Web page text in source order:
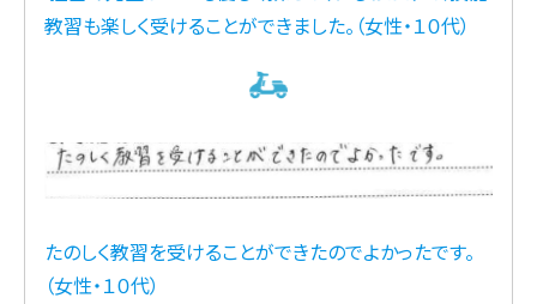
教習も楽しく受けることができました。（女性・１０代）
たのしく教習を受けることができたのでよかったです。
（女性・１０代）